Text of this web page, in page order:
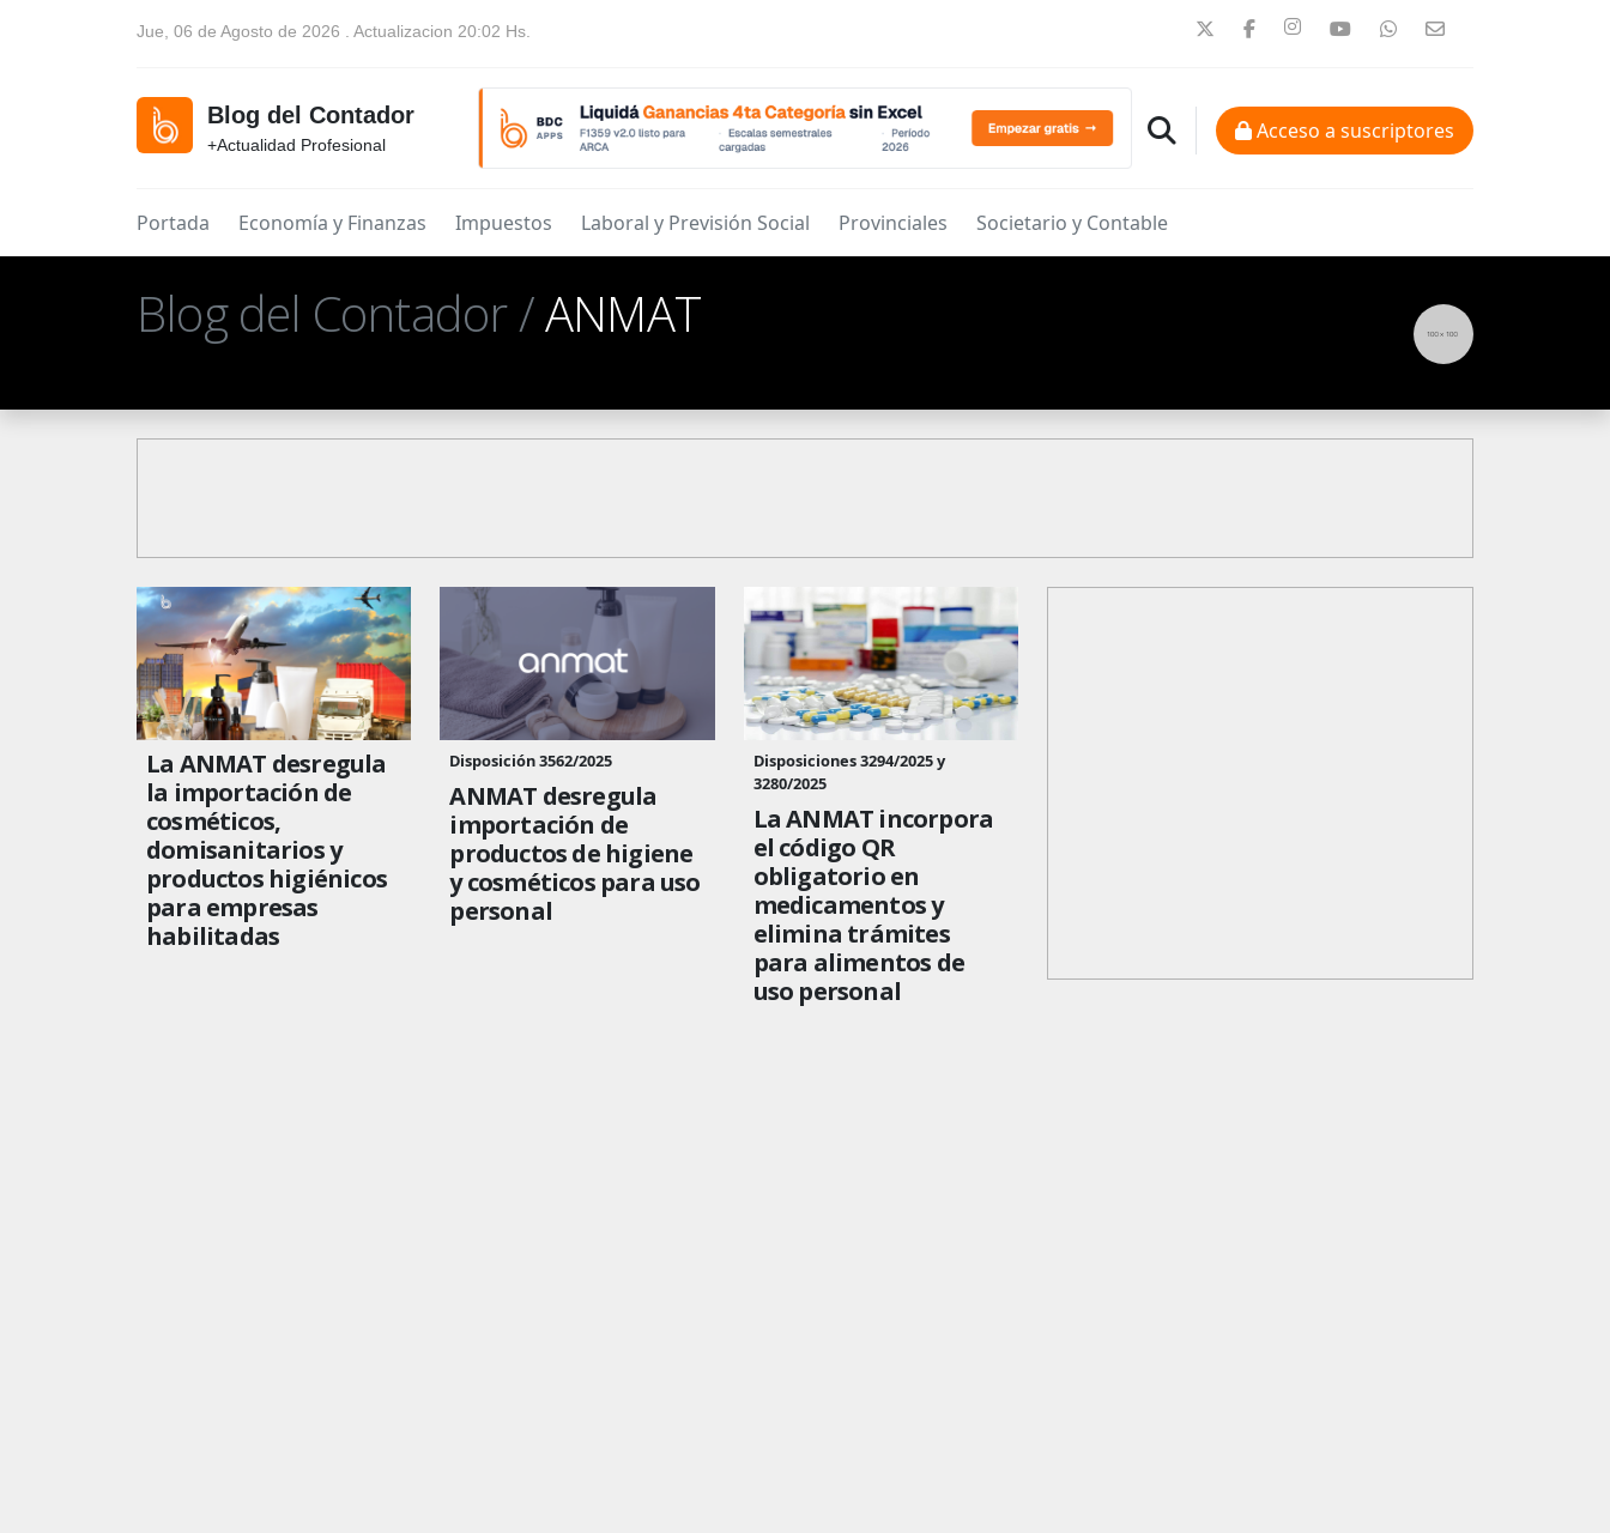
Jue, 06 de Agosto de 2026 . Actualizacion 20:02 Hs.
Blog del Contador
+Actualidad Profesional
Acceso a suscriptores
Portada Economía y Finanzas Impuestos Laboral y Previsión Social Provinciales Societario y Contable
Blog del Contador /ANMAT
La ANMAT desregula
la importación de
cosméticos,
domisanitarios y
productos higiénicos
para empresas
habilitadas
Disposición 3562/2025
ANMAT desregula
importación de
productos de higiene
y cosméticos para uso
personal
Disposiciones 3294/2025 y
3280/2025
La ANMAT incorpora
el código QR
obligatorio en
medicamentos y
elimina trámites
para alimentos de
uso personal